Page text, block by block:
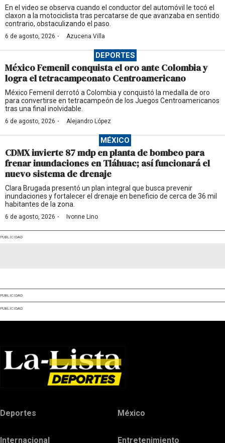
En el video se observa cuando el conductor del automóvil le tocó el
claxon a la motociclista tras percatarse de que avanzaba en sentido
contrario, obstaculizando el paso.
6 de agosto, 2026 · Azucena Villa
DEPORTES
México Femenil conquista el oro ante Colombia y
logra el tetracampeonato Centroamericano
México Femenil derrotó a Colombia y conquistó la medalla de oro
para convertirse en tetracampeón de los Juegos Centroamericanos
tras una final inolvidable.
6 de agosto, 2026 · Alejandro López
MÉXICO
CDMX invierte 87 mdp en planta de bombeo para
frenar inundaciones en Tláhuac; así funcionará el
nuevo sistema de drenaje
Clara Brugada presentó un plan integral que busca prevenir
inundaciones y fortalecer el drenaje en beneficio de cerca de 36 mil
habitantes de la zona.
6 de agosto, 2026 · Ivonne Lino
PUBLICIDAD
PUBLICIDAD
PUBLICIDAD
Deportes México
Internacional Entretenimiento